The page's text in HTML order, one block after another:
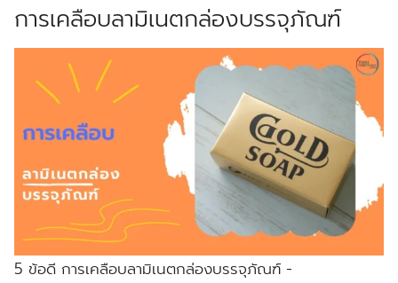
การเคลือบลามิเนตกล่องบรรจุภัณฑ์
5 ข้อดี การเคลือบลามิเนตกล่องบรรจุภัณฑ์ -